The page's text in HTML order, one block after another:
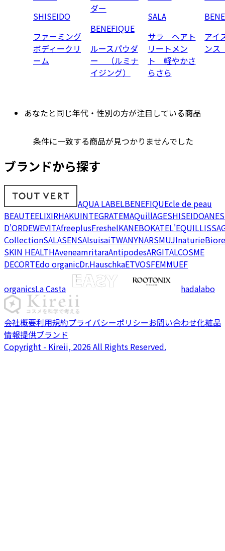
SHISEIDO
ファーミング
ボディークリ
ーム
ダー
BENEFIQUE
ルースパウダ
ー （ルミナ
イジング）
SALA
サラ ヘアト
リートメン
ト 軽やかさ
らさら
アイ
ン
あなたと同じ年代・性別の方が注目している商品
条件に一致する商品が見つかりませんでした
ブランドから探す
AQUA LABELBENEFIQUEcle de peau
BEAUTEELIXIRHAKUINTEGRATEMAQuillAGESHISEIDO
D'ORDEWEVITAfreeplusFreshelKANEBOKATEL'EQUIL
CollectionSALASENSAIsuisaiTWANYNARSMUJInaturieBiore
SKIN HEALTHAveneamritaraAntipodesARGITALCOSME
DECORTEdo organicDr.HauschkaETVOSFEMMUEF
organicsLa Casta hadalabo
会社概要利用規約プライバシーポリシーお問い合わせ化粧品
情報提供ブランド
Copyright - Kireii, 2026 All Rights Reserved.